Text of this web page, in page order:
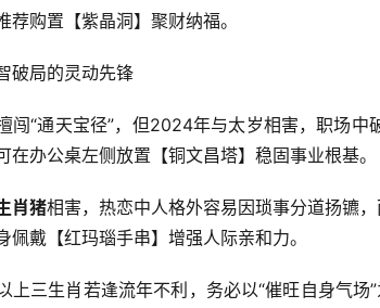
荐购置【紫晶洞】聚财纳福。
破局的灵动先锋
闯“通天宝径”，但2024年与太岁相害，职场
在办公桌左侧放置【铜文昌塔】稳固事业根基。
肖猪相害，热恋中人格外容易因琐事分道扬镳
佩戴【红玛瑙手串】增强人际亲和力。
上三生肖若逢流年不利，务必以“催旺自身气场”